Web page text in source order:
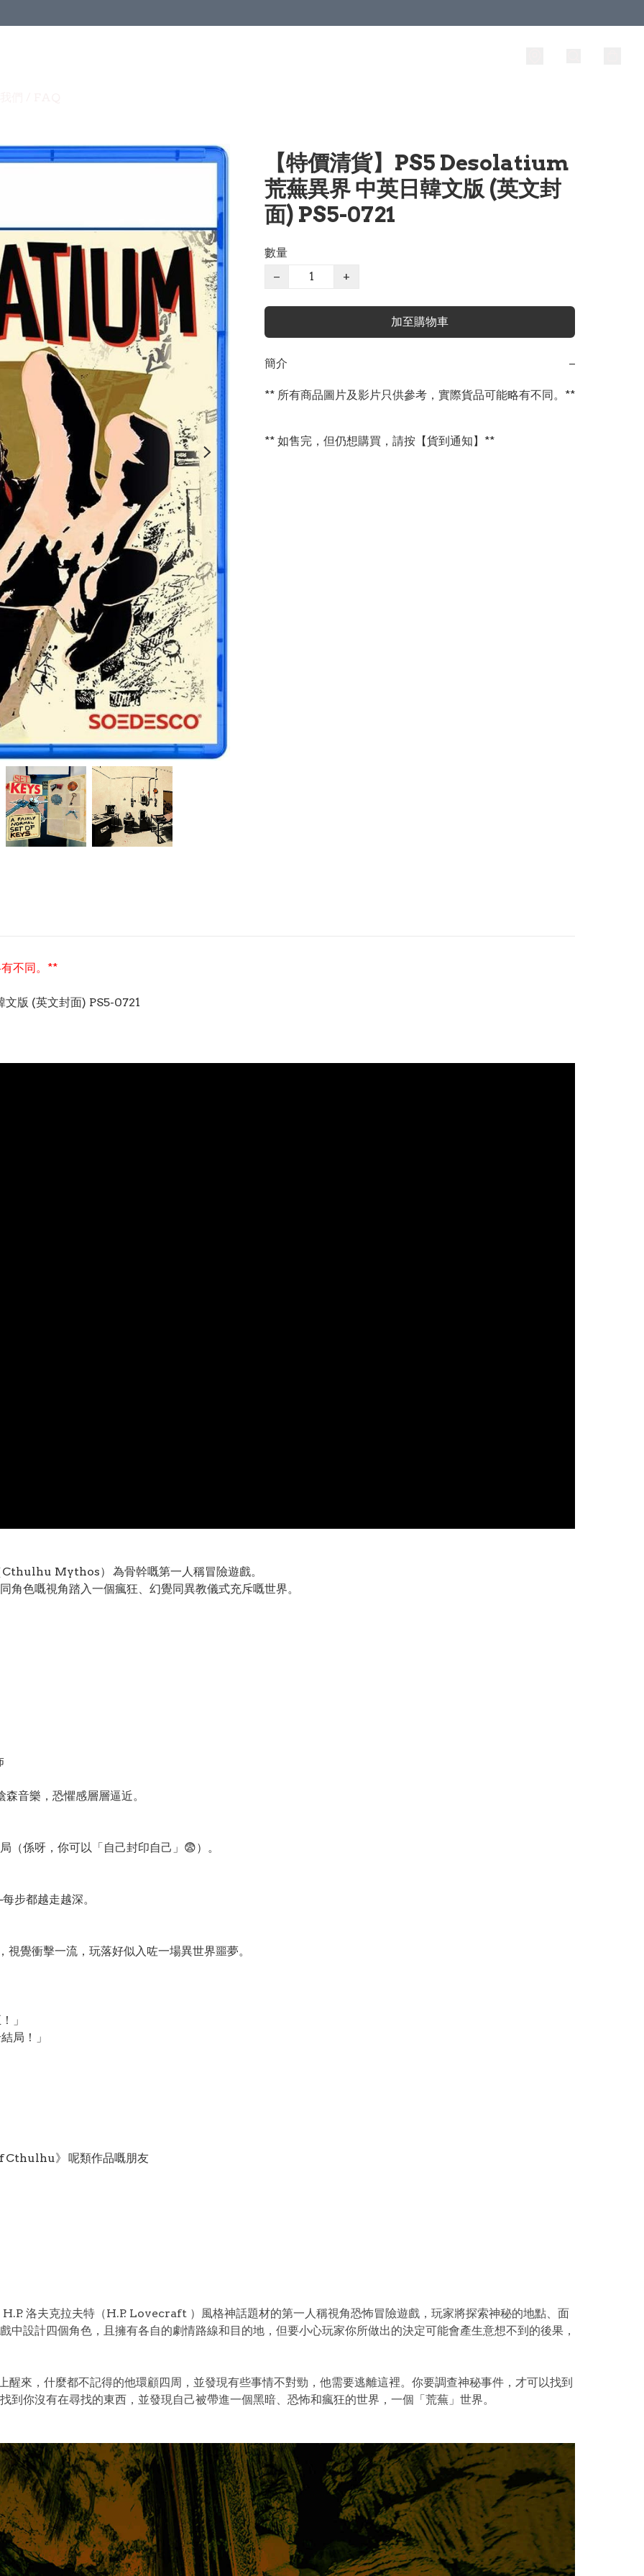
【特價清貨】PS5 Desolatium
荒蕪異界 中英日韓文版 (英文封
面) PS5-0721
數量
−
+
加至購物車
簡介 −
** 所有商品圖片及影片只供參考，實際貨品可能略有不同。**
** 如售完，但仍想購買，請按【貨到通知】**
不同。**
版 (英文封面) PS5-0721
Mythos） 為骨幹嘅第一人稱冒險遊戲。
色嘅視角踏入一個瘋狂、幻覺同異教儀式充斥嘅世界。
音樂，恐懼感層層逼近。
（係呀，你可以「自己封印自己」😨）。
步都越走越深。
覺衝擊一流，玩落好似入咗一場異世界噩夢。
」
局！」
Cthulhu》 呢類作品嘅朋友
洛夫克拉夫特（H.P. Lovecraft ）風格神話題材的第一人稱視角恐怖冒險遊戲，玩家將探索神秘的地點、面
中設計四個角色，且擁有各自的劇情路線和目的地，但要小心玩家你所做出的決定可能會產生意想不到的後果，
，什麼都不記得的他環顧四周，並發現有些事情不對勁，他需要逃離這裡。你要調查神秘事件，才可以找到
到你沒有在尋找的東西，並發現自己被帶進一個黑暗、恐怖和瘋狂的世界，一個「荒蕪」世界。